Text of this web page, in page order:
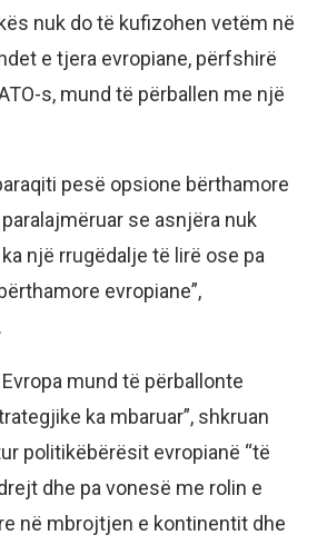
nuk do të kufizohen vetëm në
e tjera evropiane, përfshirë
s, mund të përballen me një
pesë opsione bërthamore
se asnjëra nuk
një rrugëdalje të lirë ose pa
evropiane”,
mund të përballonte
ka mbaruar”, shkruan
politikëbërësit evropianë “të
dhe pa vonesë me rolin e
në mbrojtjen e kontinentit dhe